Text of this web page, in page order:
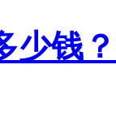
少钱？